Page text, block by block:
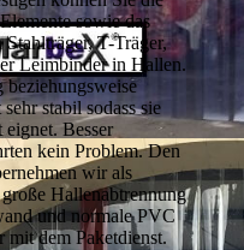
sowie das
T-Träger,
Leimbinder in Hallen.
stabil sodass sie
Besser
kein Problem. Den
wir als
Hallenabtrennung
und normale PVC
mit dem Paketdienst.